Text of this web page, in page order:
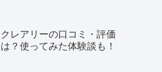
クレアリーの口コミ・評価
は？使ってみた体験談も！